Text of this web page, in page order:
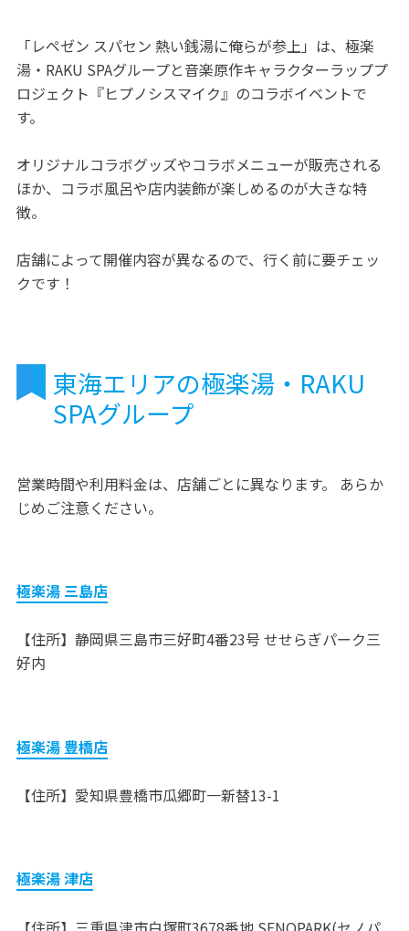
「レペゼン スパセン 熱い銭湯に俺らが参上」は、極楽
湯・RAKU SPAグループと音楽原作キャラクターラッププ
ロジェクト『ヒプノシスマイク』のコラボイベントで
す。
オリジナルコラボグッズやコラボメニューが販売される
ほか、コラボ風呂や店内装飾が楽しめるのが大きな特
徴。
店舗によって開催内容が異なるので、行く前に要チェッ
クです！
東海エリアの極楽湯・RAKU
SPAグループ
営業時間や利用料金は、店舗ごとに異なります。 あらか
じめご注意ください。
極楽湯 三島店
【住所】静岡県三島市三好町4番23号 せせらぎパーク三
好内
極楽湯 豊橋店
【住所】愛知県豊橋市瓜郷町一新替13-1
極楽湯 津店